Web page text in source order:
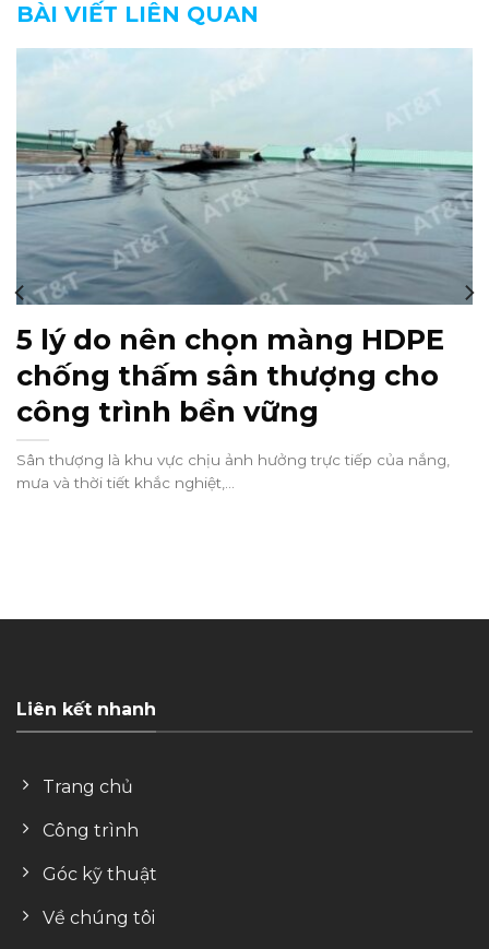
BÀI VIẾT LIÊN QUAN
5 lý do nên chọn màng HDPE
chống thấm sân thượng cho
công trình bền vững
Sân thượng là khu vực chịu ảnh hưởng trực tiếp của nắng,
mưa và thời tiết khắc nghiệt,...
Liên kết nhanh
Trang chủ
Công trình
Góc kỹ thuật
Về chúng tôi